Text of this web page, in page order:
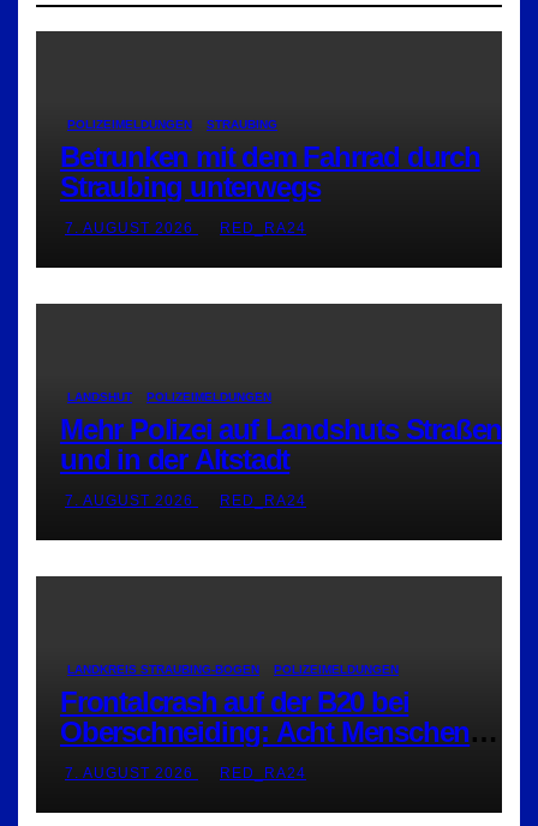
POLIZEIMELDUNGEN STRAUBING
Betrunken mit dem Fahrrad durch
Straubing unterwegs
7. AUGUST 2026 RED_RA24
LANDSHUT POLIZEIMELDUNGEN
Mehr Polizei auf Landshuts Straßen
und in der Altstadt
7. AUGUST 2026 RED_RA24
LANDKREIS STRAUBING-BOGEN POLIZEIMELDUNGEN
Frontalcrash auf der B20 bei
Oberschneiding: Acht Menschen
verletzt
7. AUGUST 2026 RED_RA24